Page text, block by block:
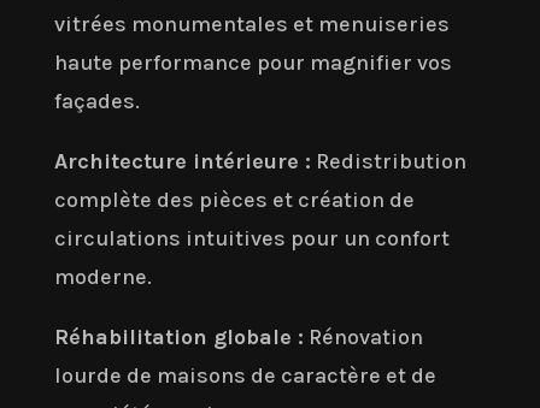
vitrées monumentales et menuiseries
haute performance pour magnifier vos
façades.
Architecture intérieure : Redistribution
complète des pièces et création de
circulations intuitives pour un confort
moderne.
Réhabilitation globale : Rénovation
lourde de maisons de caractère et de